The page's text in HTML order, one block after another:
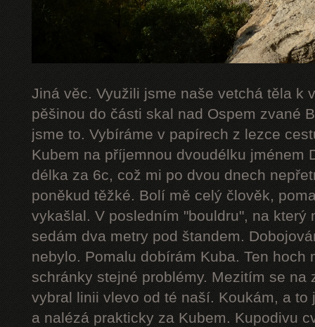
Jiná věc. Využili jsme naše vetchá těla k
pěšinou do části skal nad Ospem zvané
jsme to. Vybíráme v papírech z lezce
Kubem na příjemnou dvoudélku jménem
délka za 6c, což mi po dvou dnech
poněkud těžké. Bolí mě celý člověk,
vykašlal. V posledním "bouldru", na který
sedám dva metry pod štandem.
nebylo. Pomalu dobírám Kuba. Ten hoch
schránky stejné problémy. Mezitím se na
vybral linii vlevo od té naší. Koukám, a
a nalézá prakticky za Kubem. Kupodivu